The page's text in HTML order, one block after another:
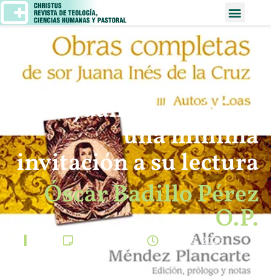
Sor Juana y América:
una mínima
invitación a su lectura
Óscar Badillo Pérez
O.P.
marzo 5, 2026